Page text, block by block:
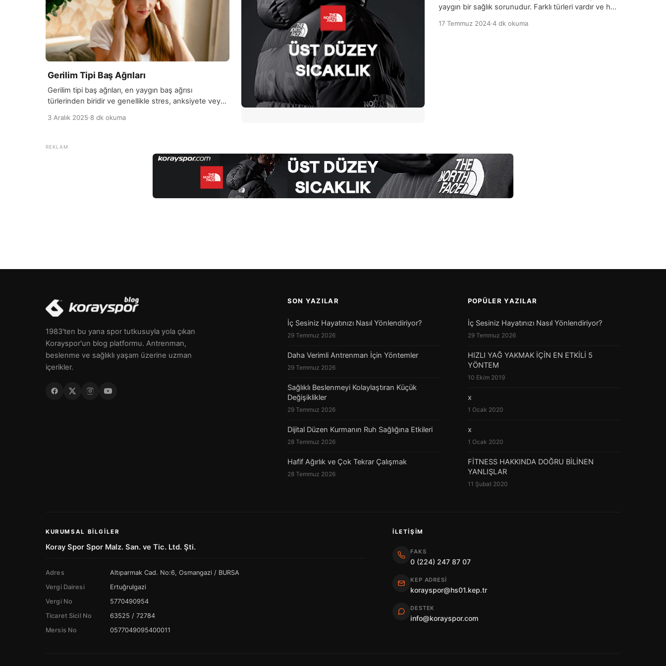
Gerilim Tipi Baş Ağrıları
Gerilim tipi baş ağrıları, en yaygın baş ağrısı
türlerinden biridir ve genellikle stres, anksiyete veya
Genellikle her iki tarafta ve alın bölgesinde hissedilir
ve ağrı, hafif ile orta şiddet arasında değişebilir. […]
3 Aralık 2025·8 dk okuma
yaygın bir sağlık sorunudur. Farklı türleri vardır ve her
ağrısı türleri arasında gerilim tipi baş ağrısı, migren ve
17 Temmuz 2024·4 dk okuma
1983'ten bu yana spor tutkusuyla yola çıkan
Korayspor'un blog platformu. Antrenman,
beslenme ve sağlıklı yaşam üzerine uzman
içerikler.
SON YAZILAR
İç Sesiniz Hayatınızı Nasıl Yönlendiriyor?
29 Temmuz 2026
Daha Verimli Antrenman İçin Yöntemler
29 Temmuz 2026
Sağlıklı Beslenmeyi Kolaylaştıran Küçük
Değişiklikler
29 Temmuz 2026
Dijital Düzen Kurmanın Ruh Sağlığına Etkileri
28 Temmuz 2026
Hafif Ağırlık ve Çok Tekrar Çalışmak
28 Temmuz 2026
POPÜLER YAZILAR
İç Sesiniz Hayatınızı Nasıl Yönlendiriyor?
29 Temmuz 2026
HIZLI YAĞ YAKMAK İÇİN EN ETKİLİ 5
YÖNTEM
10 Ekim 2019
x
1 Ocak 2020
x
1 Ocak 2020
FİTNESS HAKKINDA DOĞRU BİLİNEN
YANLIŞLAR
11 Şubat 2020
KURUMSAL BILGILER
Koray Spor Spor Malz. San. ve Tic. Ltd. Şti.
Adres
Altıparmak Cad. No:6, Osmangazi / BURSA
Vergi Dairesi
Ertuğrulgazi
Vergi No
5770490954
Ticaret Sicil No
63525 / 72784
Mersis No
0577049095400011
İLETIŞIM
FAKS
0 (224) 247 87 07
KEP ADRESI
korayspor@hs01.kep.tr
DESTEK
info@korayspor.com